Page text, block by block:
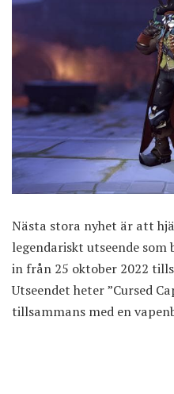
Nästa stora nyhet är att
legendariskt utseende
in från 25 oktober 2022
Utseendet heter ”Cursed
tillsammans med en